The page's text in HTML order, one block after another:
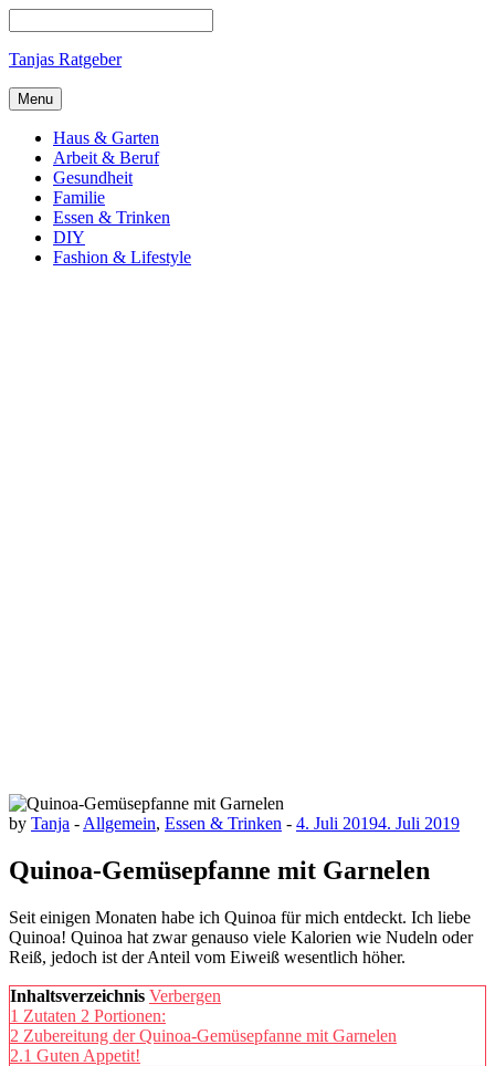
Tanjas Ratgeber
Menu
Haus & Garten
Arbeit & Beruf
Gesundheit
Familie
Essen & Trinken
DIY
Fashion & Lifestyle
by Tanja - Allgemein, Essen & Trinken - 4. Juli 20194. Juli 2019
Quinoa-Gemüsepfanne mit Garnelen
Seit einigen Monaten habe ich Quinoa für mich entdeckt. Ich liebe
Quinoa! Quinoa hat zwar genauso viele Kalorien wie Nudeln oder
Reiß, jedoch ist der Anteil vom Eiweiß wesentlich höher.
Inhaltsverzeichnis Verbergen
1 Zutaten 2 Portionen:
2 Zubereitung der Quinoa-Gemüsepfanne mit Garnelen
2.1 Guten Appetit!